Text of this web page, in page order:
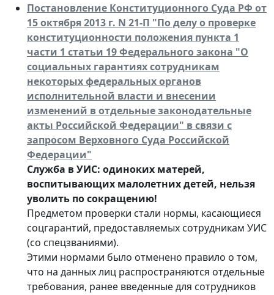
Постановление Конституционного Суда РФ от
15 октября 2013 г. N 21-П "По делу о проверке
конституционности положения пункта 1
части 1 статьи 19 Федерального закона "О
социальных гарантиях сотрудникам
некоторых федеральных органов
исполнительной власти и внесении
изменений в отдельные законодательные
акты Российской Федерации" в связи с
запросом Верховного Суда Российской
Федерации"
Служба в УИС: одиноких матерей,
воспитывающих малолетних детей, нельзя
уволить по сокращению!
Предметом проверки стали нормы, касающиеся
соцгарантий, предоставляемых сотрудникам УИС
(со спецзваниями).
Этими нормами было отменено правило о том,
что на данных лиц распространяются отдельные
требования, ранее введенные для сотрудников